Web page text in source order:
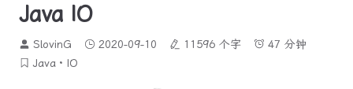
Java IO
SlovinG 2020-09-10 11596 个字
47 分钟
Java
IO